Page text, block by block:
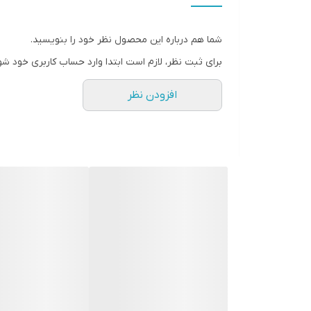
شما هم درباره این محصول نظر خود را بنویسید.
برای ثبت نظر، لازم است ابتدا وارد حساب کاربری خود
افزودن نظر